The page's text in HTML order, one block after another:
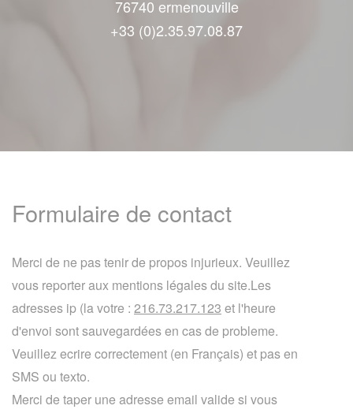
76740 ermenouville
+33 (0)2.35.97.08.87
Formulaire de contact
Merci de ne pas tenir de propos injurieux. Veuillez
vous reporter aux mentions légales du site.Les
adresses ip (la votre : 216.73.217.123 et l'heure
d'envoi sont sauvegardées en cas de probleme.
Veuillez ecrire correctement (en Français) et pas en
SMS ou texto.
Merci de taper une adresse email valide si vous